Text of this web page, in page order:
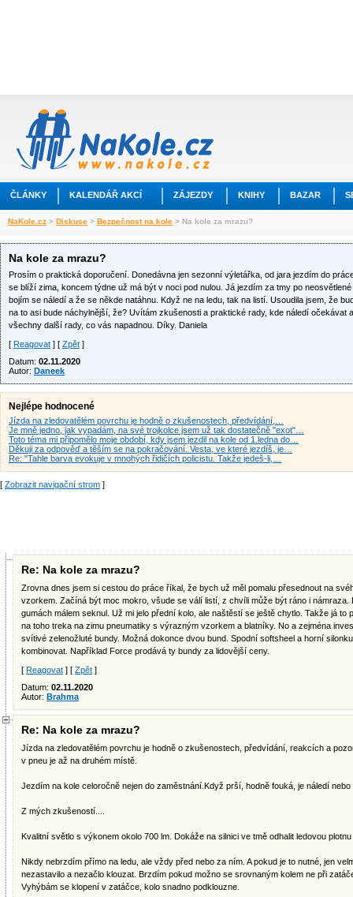
ČLÁNKY KALENDÁŘ AKCÍ ZÁJEZDY KNIHY BAZAR
NaKole.cz > Diskuse > Bezpečnost na kole > Na kole za mrazu?
Na kole za mrazu?
Prosím o praktická doporučení. Donedávna jen sezonní výletářka, od jara jezdím do
se blíží zima, koncem týdne už má být v noci pod nulou. Já jezdím za tmy po
bojím se náledí a že se někde natáhnu. Když ne na ledu, tak na listí. Usoudila jsem, že
na to asi bude náchylnější, že? Uvítám zkušenosti a praktické rady, kde náledí očekávat
všechny další rady, co vás napadnou. Díky. Daniela
[ Reagovat ] [ Zpět ]
Datum: 02.11.2020
Autor: Daneek
Nejlépe hodnocené
Jízda na zledovatělém povrchu je hodně o zkušenostech, předvídání,…
Je mně jedno, jak vypadám, na své trojkolce jsem už tak dostatečně "exot"…
Toto téma mi připomělo moje období, kdy jsem jezdil na kole od 1.ledna do…
Děkuji za odpověď a těším se na pokračování. Vesta, ve které jezdíš, je…
Re: "Tahle barva evokuje v mnohých řidičích policistu. Takže jedeš-li,…
[ Zobrazit navigační strom ]
Re: Na kole za mrazu?
Zrovna dnes jsem si cestou do práce říkal, že bych už měl pomalu přesednout na
vzorkem. Začíná být moc mokro, všude se válí listí, z chvíli může být ráno i námraza.
gumách málem seknul. Už mi jelo přední kolo, ale naštěstí se ještě chytlo. Takže já to
na toho treka na zimu pneumatiky s výrazným vzorkem a blatníky. No a zejména
svítivé zelenožluté bundy. Možná dokonce dvou bund. Spodní softsheel a horní
kombinovat. Například Force prodává ty bundy za lidovější ceny.
[ Reagovat ] [ Zpět ]
Datum: 02.11.2020
Autor: Brahma
Re: Na kole za mrazu?
Jízda na zledovatělém povrchu je hodně o zkušenostech, předvídání, reakcích a
v pneu je až na druhém místě.
Jezdím na kole celoročně nejen do zaměstnání.Když prší, hodně fouká, je náledí
Z mých zkušeností....
Kvalitní světlo s výkonem okolo 700 lm. Dokáže na silnici ve tmě odhalit ledovou
Nikdy nebrzdím přímo na ledu, ale vždy před nebo za ním. A pokud je to nutné, jen
nezastavilo a nezačlo klouzat. Brzdím pokud možno se srovnaným kolem ne při
Vyhýbám se klopení v zatáčce, kolo snadno podklouzne.